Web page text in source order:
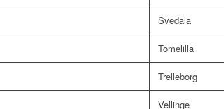
Svedala
Tomelilla
Trelleborg
Vellinge